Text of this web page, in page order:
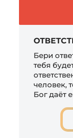
Бери
тебя
человек,
Бог даёт